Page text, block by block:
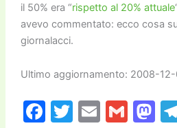
il 50% era “rispetto al 20% attuale
avevo commentato: ecco cosa
giornalacci.
Ultimo aggiornamento: 2008-12-
F T E G M